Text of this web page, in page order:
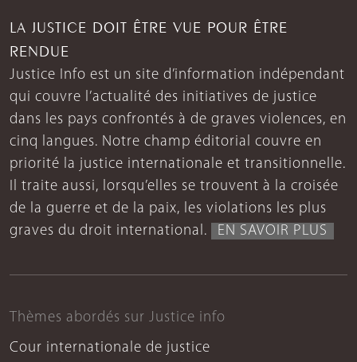
LA JUSTICE DOIT ÊTRE VUE POUR ÊTRE
RENDUE
Justice Info est un site d’information indépendant
qui couvre l’actualité des initiatives de justice
dans les pays confrontés à de graves violences, en
cinq langues. Notre champ éditorial couvre en
priorité la justice internationale et transitionnelle.
Il traite aussi, lorsqu’elles se trouvent à la croisée
de la guerre et de la paix, les violations les plus
graves du droit international.
EN SAVOIR PLUS
Thèmes abordés sur Justice info
Cour internationale de justice